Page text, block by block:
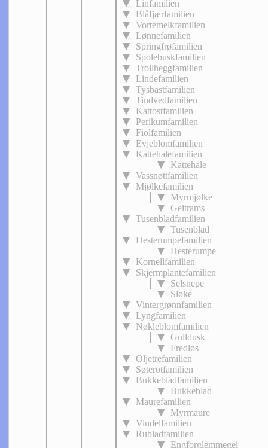
Linfamilien
Blåfjærfamilien
Vortemelkfamilien
Lønnefamilien
Springfrøfamilien
Spolebuskfamilien
Trollheggfamilien
Lindefamilien
Tysbastfamilien
Tindvedfamilien
Kattostfamilien
Perikumfamilien
Fiolfamilien
Evjeblomfamilien
Kattehalefamilien
Kattehale
Vassnøttfamilien
Mjølkefamilien
Myrmjølke
Geitrams
Tusenbladfamilien
Tusenblad
Hesterumpefamilien
Hesterumpe
Kornellfamilien
Skjermplantefamilien
Selsnepe
Sløke
Vintergrønnfamilien
Lyngfamilien
Nøkleblomfamilien
Gulldusk
Fredløs
Oljetrefamilien
Søterotfamilien
Bukkebladfamilien
Bukkeblad
Maurefamilien
Myrmaure
Vindelfamilien
Rubladfamilien
Engforglemmegei